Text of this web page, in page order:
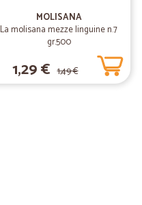
MOLISANA
La molisana mezze linguine n.7
gr.500
1,29 € 1,49 €